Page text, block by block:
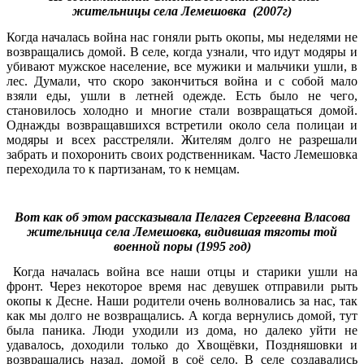
жительницы села Лемешовка (2007г)
Когда началась война нас гоняли рыть окопы, мы неделями не
возвращались домой. В селе, когда узнали, что идут модяры и
убивают мужское население, все мужики и мальчики ушли, в
лес. Думали, что скоро закончиться война и с собой мало
взяли еды, ушли в летней одежде. Есть было не чего,
становилось холодно и многие стали возвращаться домой.
Однажды возвращавшихся встретили около села полицаи и
модяры и всех расстреляли. Жителям долго не разрешали
забрать и похоронить своих родственникам. Часто Лемешовка
переходила то к партизанам, то к немцам.
Вот как об этом рассказывала Пелагея Сергеевна Власова
жительница села Лемешовка, видившая тяготы той
военной поры (1995 год)
Когда началась война все наши отцы и старики ушли на
фронт. Через некоторое время нас девушек отправили рыть
окопы к Десне. Наши родители очень волновались за нас, так
как мы долго не возвращались. А когда вернулись домой, тут
была паника. Люди уходили из дома, но далеко уйти не
удавалось, доходили только до Хвощёвки, Поздняшовки и
возвращались назад, домой в соё село. В селе создавались